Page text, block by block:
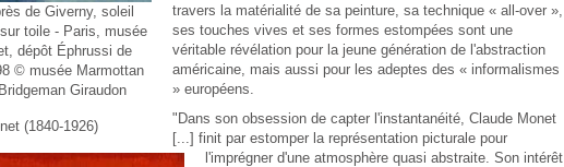
de Giverny, soleil
toile - Paris, musée
dépôt Éphrussi de
© musée Marmottan
Giraudon
(1840-1926)
travers la matérialité de sa peinture, sa technique « all-over »,
ses touches vives et ses formes estompées sont une
véritable révélation pour la jeune génération de l'abstraction
américaine, mais aussi pour les adeptes des « informalismes
» européens.
"Dans son obsession de capter l'instantanéité, Claude Monet
[...] finit par estomper la représentation picturale pour
l'imprégner d'une atmosphère quasi abstraite. Son intérêt